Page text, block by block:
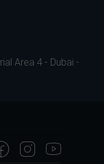
Area 4 - Dubai -